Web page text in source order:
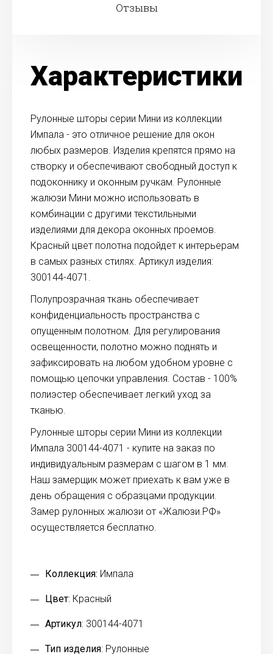
Отзывы
Характеристики
Рулонные шторы серии Мини из коллекции
Импала - это отличное решение для окон
любых размеров. Изделия крепятся прямо на
створку и обеспечивают свободный доступ к
подоконнику и оконным ручкам. Рулонные
жалюзи Мини можно использовать в
комбинации с другими текстильными
изделиями для декора оконных проемов.
Красный цвет полотна подойдет к интерьерам
в самых разных стилях. Артикул изделия:
300144-4071.
Полупрозрачная ткань обеспечивает
конфиденциальность пространства с
опущенным полотном. Для регулирования
освещенности, полотно можно поднять и
зафиксировать на любом удобном уровне с
помощью цепочки управления. Состав - 100%
полиэстер обеспечивает легкий уход за
тканью.
Рулонные шторы серии Мини из коллекции
Импала 300144-4071 - купите на заказ по
индивидуальным размерам с шагом в 1 мм.
Наш замерщик может приехать к вам уже в
день обращения с образцами продукции.
Замер рулонных жалюзи от «Жалюзи.РФ»
осуществляется бесплатно.
Коллекция: Импала
Цвет: Красный
Артикул: 300144-4071
Тип изделия: Рулонные